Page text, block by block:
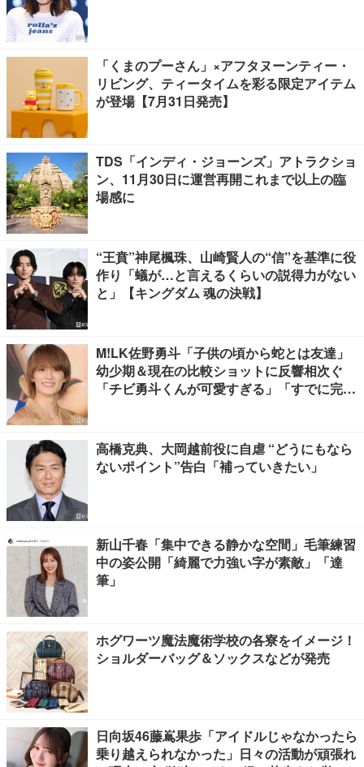
「くまのプーさん」×アフタヌーンティー・
リビング、ティータイムを彩る限定アイテム
が登場【7月31日発売】
TDS「インディ・ジョーンズ」アトラクショ
ン、11月30日に運営再開これまで以上の臨
場感に
“王賁”神尾楓珠、山崎賢人の“信”を基準に役
作り「蟻が…と言えるくらいの説得力がない
と」【キングダム 魂の決戦】
M!LK佐野勇斗「子供の頃から蛇とは友達」
幼少期＆現在の比較ショットに反響相次ぐ
「チビ勇斗くんが可愛すぎる」「すでに完成
高橋克典、大岡越前役に自虐 “どうにもなら
ないポイント”告白「補っていきたい」
新山千春「集中できる静かな空間」毛筆練習
中の姿公開「綺麗で力強い字が素敵」「達
筆」
ホグワーツ魔法魔術学校の各寮をイメージ！
ショルダーバッグ＆ソックスなどが発売
日向坂46藤嶌果歩「アイドルじゃなかったら
乗り越えられなかった」日々の活動が頑張れ